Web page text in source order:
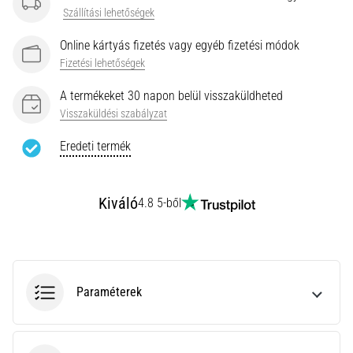
rendkívül
egészségügyi
probléma,
a…
Minden cikk
Szállítási lehetőségek
Online kártyás fizetés vagy egyéb fizetési módok
Fizetési lehetőségek
A termékeket 30 napon belül visszaküldheted
Visszaküldési szabályzat
Eredeti termék
Kiváló4.8 5-ből
Paraméterek